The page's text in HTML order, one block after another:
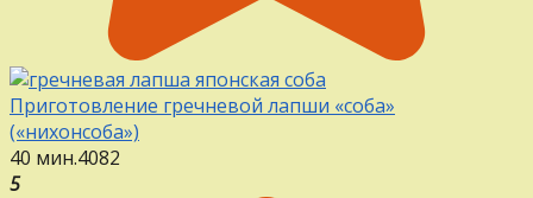
Приготовление гречневой лапши «соба»
(«нихонсоба»)
40 мин.4082
5